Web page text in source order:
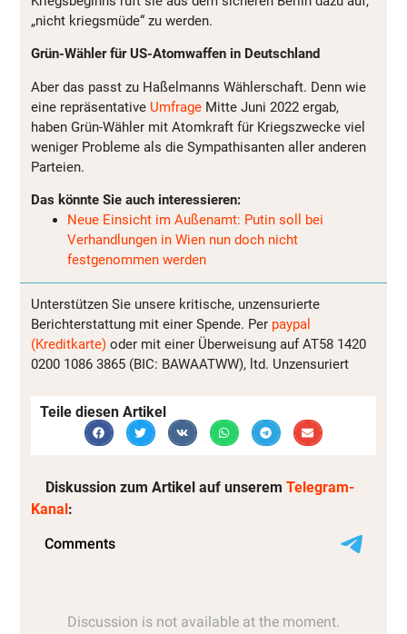
„nicht kriegsmüde“ zu werden.
Grün-Wähler für US-Atomwaffen in Deutschland
Aber das passt zu Haßelmanns Wählerschaft. Denn wie
eine repräsentative Umfrage Mitte Juni 2022 ergab,
haben Grün-Wähler mit Atomkraft für Kriegszwecke viel
weniger Probleme als die Sympathisanten aller anderen
Parteien.
Das könnte Sie auch interessieren:
Neue Einsicht im Außenamt: Putin soll bei
Verhandlungen in Wien nun doch nicht
festgenommen werden
Unterstützen Sie unsere kritische, unzensurierte
Berichterstattung mit einer Spende. Per paypal
(Kreditkarte) oder mit einer Überweisung auf AT58 1420
0200 1086 3865 (BIC: BAWAATWW), ltd. Unzensuriert
Teile diesen Artikel
Diskussion zum Artikel auf unserem Telegram-
Kanal :